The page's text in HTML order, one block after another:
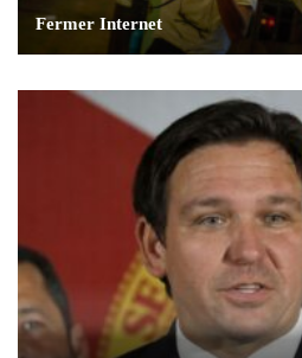
Fermer Internet